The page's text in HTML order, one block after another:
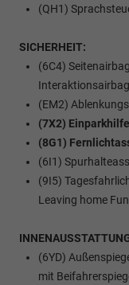
(QH1)
SICHERHEIT:
(6C4)
(EM2)
(7X2)
(8G1)
(6I1)
(9I5)
Leaving home
(6YD)
mit